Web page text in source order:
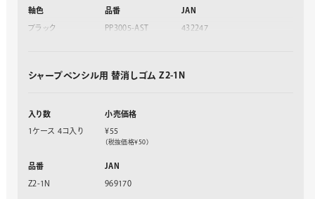
軸色 品番 JAN
ブラック PP3005-AST
432247
シャープペンシル用 替消しゴム Z2-1N
入り数
1ケース 4コ入り
小売価格
¥55
（税抜価格¥50）
品番 JAN
Z2-1N 969170